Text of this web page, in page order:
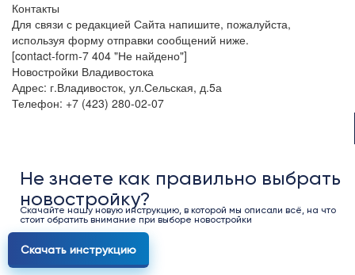
Контакты
Для связи с редакцией Сайта напишите, пожалуйста,
используя форму отправки сообщений ниже.
[contact-form-7 404 "Не найдено"]
Новостройки Владивостока
Адрес: г.Владивосток, ул.Сельская, д.5а
Телефон: +7 (423) 280-02-07
Не знаете как правильно выбрать
новостройку?
Скачайте нашу новую инструкцию, в которой мы описали всё, на что
стоит обратить внимание при выборе новостройки
Скачать инструкцию